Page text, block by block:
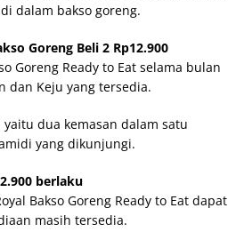
dalam bakso goreng.
Goreng Beli 2 Rp12.900
Goreng Ready to Eat selama bulan
dan Keju yang tersedia.
dua kemasan dalam satu
yang dikunjungi.
berlaku
Bakso Goreng Ready to Eat dapat
masih tersedia.